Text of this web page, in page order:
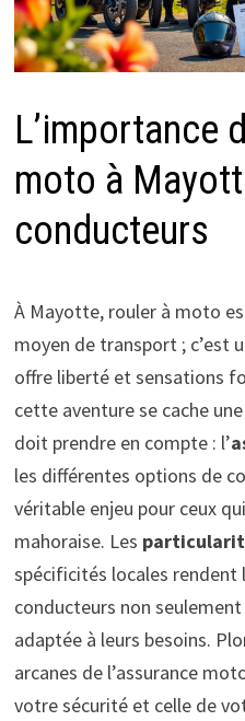
L’importance
moto à
conducteurs
À Mayotte, rouler à moto
moyen de transport ; c’est
offre liberté et sensations
cette aventure se cache
doit prendre en compte : l’
les différentes options de
véritable enjeu pour ceux
mahoraise. Les
spécificités locales rendent
conducteurs non
adaptée à leurs besoins.
arcanes de l’assurance
votre sécurité et celle de